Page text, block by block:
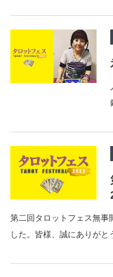
第二回タロットフェス無事
した。皆様、誠にありがと